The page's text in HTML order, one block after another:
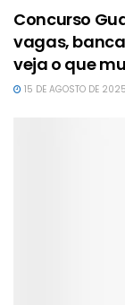
Concurso
vagas,
veja o que
15 DE AGOSTO DE